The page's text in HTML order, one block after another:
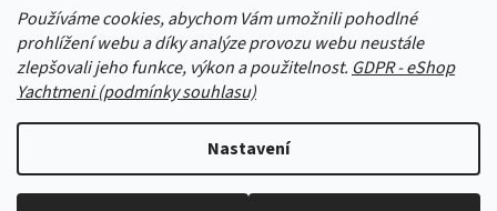
Používáme cookies, abychom Vám umožnili pohodlné
prohlížení webu a díky analýze provozu webu neustále
zlepšovali jeho funkce, výkon a použitelnost. GDPR - eShop
Yachtmeni (podmínky souhlasu)
Nastavení
Zboží.cz Heureka.cz Yachtmeni ComGate Payments, a.s.
Vytvořil Shoptet